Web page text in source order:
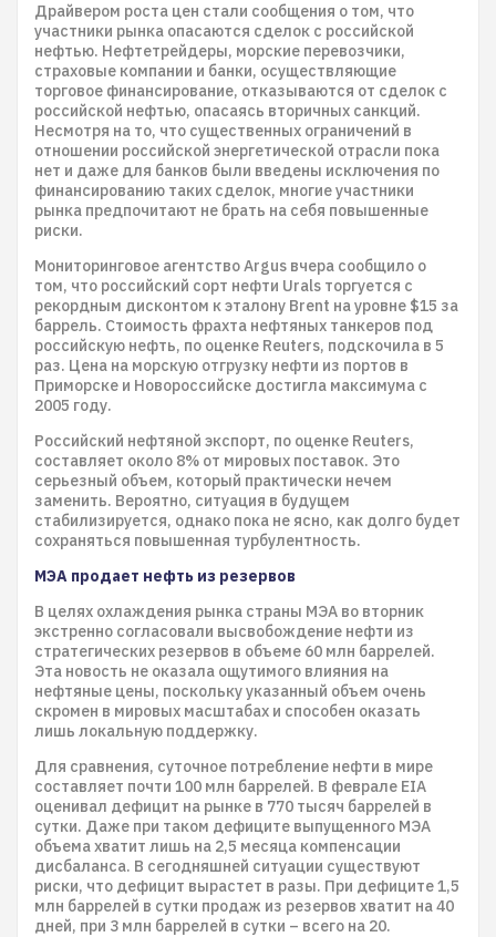
Драйвером роста цен стали сообщения о том, что
участники рынка опасаются сделок с российской
нефтью. Нефтетрейдеры, морские перевозчики,
страховые компании и банки, осуществляющие
торговое финансирование, отказываются от сделок с
российской нефтью, опасаясь вторичных санкций.
Несмотря на то, что существенных ограничений в
отношении российской энергетической отрасли пока
нет и даже для банков были введены исключения по
финансированию таких сделок, многие участники
рынка предпочитают не брать на себя повышенные
риски.
Мониторинговое агентство Argus вчера сообщило о
том, что российский сорт нефти Urals торгуется с
рекордным дисконтом к эталону Brent на уровне $15 за
баррель. Стоимость фрахта нефтяных танкеров под
российскую нефть, по оценке Reuters, подскочила в 5
раз. Цена на морскую отгрузку нефти из портов в
Приморске и Новороссийске достигла максимума с
2005 году.
Российский нефтяной экспорт, по оценке Reuters,
составляет около 8% от мировых поставок. Это
серьезный объем, который практически нечем
заменить. Вероятно, ситуация в будущем
стабилизируется, однако пока не ясно, как долго будет
сохраняться повышенная турбулентность.
МЭА продает нефть из резервов
В целях охлаждения рынка страны МЭА во вторник
экстренно согласовали высвобождение нефти из
стратегических резервов в объеме 60 млн баррелей.
Эта новость не оказала ощутимого влияния на
нефтяные цены, поскольку указанный объем очень
скромен в мировых масштабах и способен оказать
лишь локальную поддержку.
Для сравнения, суточное потребление нефти в мире
составляет почти 100 млн баррелей. В феврале EIA
оценивал дефицит на рынке в 770 тысяч баррелей в
сутки. Даже при таком дефиците выпущенного МЭА
объема хватит лишь на 2,5 месяца компенсации
дисбаланса. В сегодняшней ситуации существуют
риски, что дефицит вырастет в разы. При дефиците 1,5
млн баррелей в сутки продаж из резервов хватит на 40
дней, при 3 млн баррелей в сутки – всего на 20.